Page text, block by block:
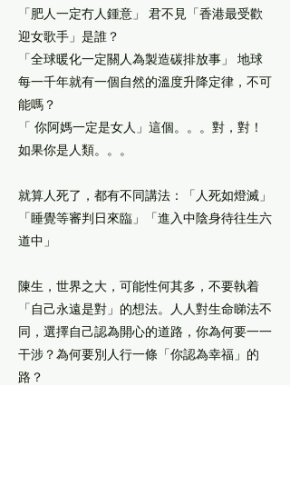
「肥人一定冇人鍾意」 君不見「香港最受歡
迎女歌手」是誰？
「全球暖化一定關人為製造碳排放事」 地球
每一千年就有一個自然的溫度升降定律，不可
能嗎？
「 你阿媽一定是女人」這個。。。對，對！
如果你是人類。。。
就算人死了，都有不同講法：「人死如燈滅」
「睡覺等審判日來臨」「進入中陰身待往生六
道中」
陳生，世界之大，可能性何其多，不要執着
「自己永遠是對」的想法。人人對生命睇法不
同，選擇自己認為開心的道路，你為何要一一
干涉？為何要別人行一條「你認為幸福」的
路？